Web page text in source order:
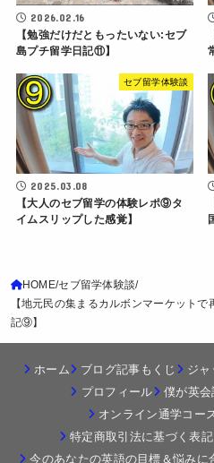
2026.02.16
【勉強だけだともったいない:セブ
島プチ留学日記⑪】
セブ留学体験談
2025.03.08
【大人のセブ留学の体験レポ⑨タ
イムスリップした感覚】
HOME セブ留学体験談
【地元民の集まるカルボンマーケット
記⑨】
ホーム ブログ記事もくじ
ジ
プロフィール
僕が英
オンライン通学コー
特定商取引法に基づく表記
今のあなたの英語の目標＆悩みに